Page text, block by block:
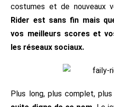
costumes et de nouveaux
Rider est sans fin mais
vos meilleurs scores et
les réseaux sociaux.
Plus long, plus complet, plus